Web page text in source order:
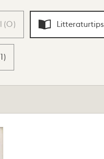
(0) Litteraturtips
1)